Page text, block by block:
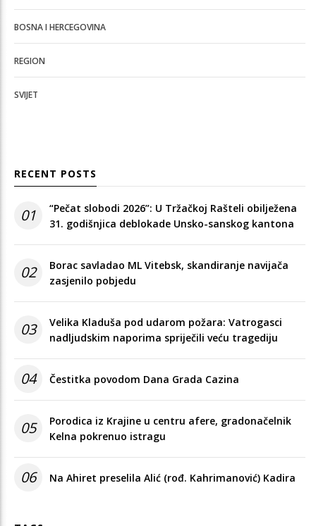
BOSNA I HERCEGOVINA
REGION
SVIJET
RECENT POSTS
01
“Pečat slobodi 2026”: U Tržačkoj Rašteli obilježena
31. godišnjica deblokade Unsko-sanskog kantona
02
Borac savladao ML Vitebsk, skandiranje navijača
zasjenilo pobjedu
03
Velika Kladuša pod udarom požara: Vatrogasci
nadljudskim naporima spriječili veću tragediju
04 Čestitka povodom Dana Grada Cazina
05
Porodica iz Krajine u centru afere, gradonačelnik
Kelna pokrenuo istragu
06 Na Ahiret preselila Alić (rođ. Kahrimanović) Kadira